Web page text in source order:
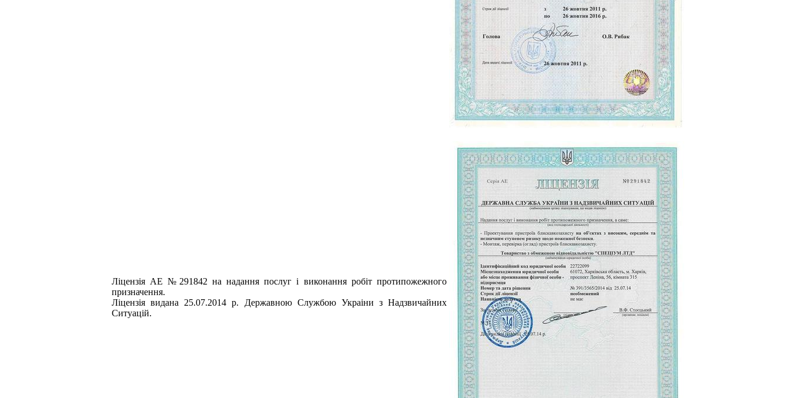
Лiцензiя АЕ №291842 на надання послуг i виконання робiт протипожежного
призначення.
Лiцензiя видана 25.07.2014 р. Державною Службою Украiни з Надзвичайних
Ситуацiй.